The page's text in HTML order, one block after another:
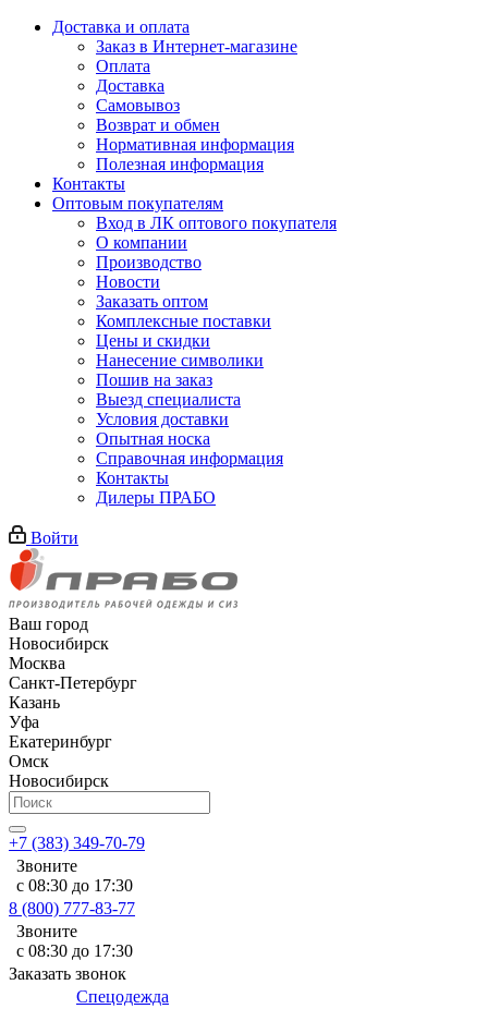
Доставка и оплата
Заказ в Интернет-магазине
Оплата
Доставка
Самовывоз
Возврат и обмен
Нормативная информация
Полезная информация
Контакты
Оптовым покупателям
Вход в ЛК оптового покупателя
О компании
Производство
Новости
Заказать оптом
Комплексные поставки
Цены и скидки
Нанесение символики
Пошив на заказ
Выезд специалиста
Условия доставки
Опытная носка
Справочная информация
Контакты
Дилеры ПРАБО
Войти
Ваш город
Новосибирск
Москва
Санкт-Петербург
Казань
Уфа
Екатеринбург
Омск
Новосибирск
+7 (383) 349-70-79
Звоните
с 08:30 до 17:30
8 (800) 777-83-77
Звоните
с 08:30 до 17:30
Заказать звонок
Спецодежда